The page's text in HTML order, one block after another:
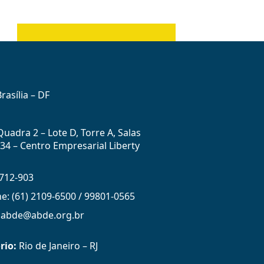
– DF
2 – Lote D, Torre A, Salas
– Centro Empresarial Liberty
903
(61) 2109-6500 / 99801-0565
Rio de Janeiro – RJ